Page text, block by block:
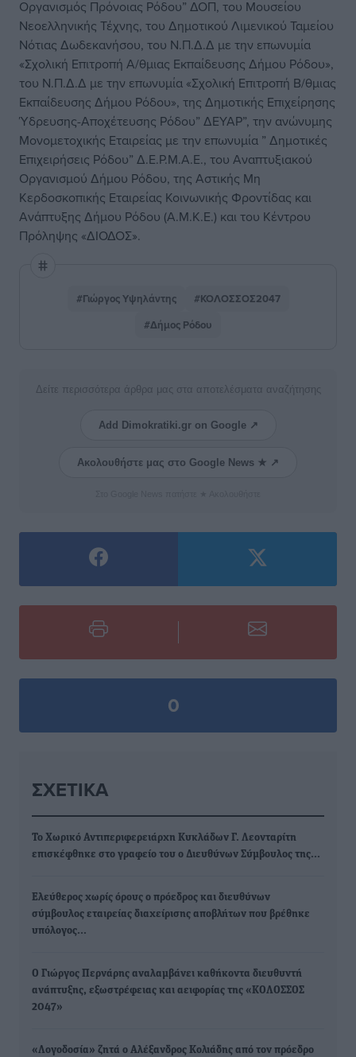
Οργανισμός Πρόνοιας Ρόδου” ΔΟΠ, του Μουσείου
Νεοελληνικής Τέχνης, του Δημοτικού Λιμενικού Ταμείου
Νότιας Δωδεκανήσου, του N.Π.Δ.Δ με την επωνυμία
«Σχολική Επιτροπή Α/θμιας Εκπαίδευσης Δήμου Ρόδου»,
του N.Π.Δ.Δ με την επωνυμία «Σχολική Επιτροπή Β/θμιας
Εκπαίδευσης Δήμου Ρόδου», της Δημοτικής Επιχείρησης
Ύδρευσης-Αποχέτευσης Ρόδου” ΔΕΥΑΡ”, την ανώνυμης
Μονομετοχικής Εταιρείας με την επωνυμία ” Δημοτικές
Επιχειρήσεις Ρόδου” Δ.Ε.Ρ.Μ.Α.Ε., του Αναπτυξιακού
Οργανισμού Δήμου Ρόδου, της Αστικής Μη
Κερδοσκοπικής Εταιρείας Κοινωνικής Φροντίδας και
Ανάπτυξης Δήμου Ρόδου (Α.Μ.Κ.Ε.) και του Κέντρου
Πρόληψης «ΔΙΟΔΟΣ».
#Γιώργος Υψηλάντης
#ΚΟΛΟΣΣΟΣ2047
#Δήμος Ρόδου
Δείτε περισσότερα άρθρα μας στα αποτελέσματα αναζήτησης
Add Dimokratiki.gr on Google ↗
Ακολουθήστε μας στο Google News ★ ↗
0
ΣΧΕΤΙΚΆ
Το Χωρικό Αντιπεριφερειάρχη Κυκλάδων Γ. Λεονταρίτη
επισκέφθηκε στο γραφείο του ο Διευθύνων Σύμβουλος της…
Ελεύθερος χωρίς όρους ο πρόεδρος και διευθύνων
σύμβουλος εταιρείας διαχείρισης αποβλήτων που βρέθηκε
υπόλογος…
Ο Γιώργος Περνάρης αναλαμβάνει καθήκοντα διευθυντή
ανάπτυξης, εξωστρέφειας και αειφορίας της «ΚΟΛΟΣΣΟΣ
2047»
«Λογοδοσία» ζητά ο Αλέξανδρος Κολιάδης από τον πρόεδρο